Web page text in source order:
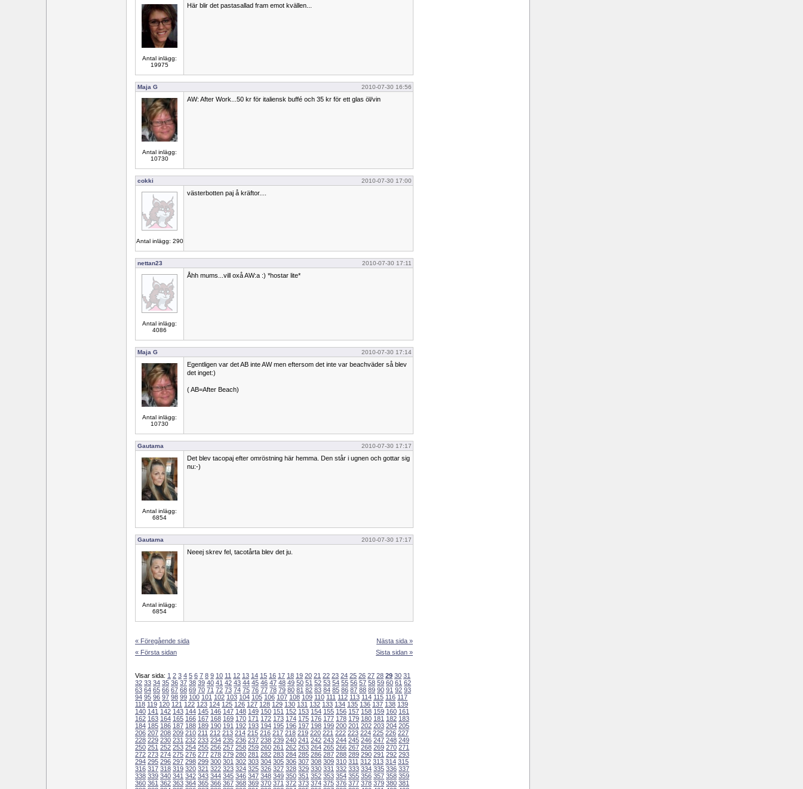
Antal inlägg:
19975
Här blir det pastasallad fram emot kvällen...
Maja G 2010-07-30 16:56
Antal inlägg:
10730
AW: After Work...50 kr för italiensk buffé och 35 kr för ett glas öl/vin
cokki 2010-07-30 17:00
Antal inlägg: 290
västerbotten paj å kräftor....
nettan23 2010-07-30 17:11
Antal inlägg:
4086
Åhh mums...vill oxå AW:a :) *hostar lite*
Maja G 2010-07-30 17:14
Antal inlägg:
10730
Egentligen var det AB inte AW men eftersom det inte var beachväder så blev
det inget:)
( AB=After Beach)
Gautama 2010-07-30 17:17
Antal inlägg:
6854
Det blev tacopaj efter omröstning här hemma. Den står i ugnen och gottar sig
nu:-)
Gautama 2010-07-30 17:17
Antal inlägg:
6854
Neeej skrev fel, tacotårta blev det ju.
« Föregående sida
« Första sidan
Nästa sida »
Sista sidan »
Visar sida: 1 2 3 4 5 6 7 8 9 10 11 12 13 14 15 16 17 18 19 20 21 22 23 24 25 26 27 28 29 30 31
32 33 34 35 36 37 38 39 40 41 42 43 44 45 46 47 48 49 50 51 52 53 54 55 56 57 58 59 60 61 62
63 64 65 66 67 68 69 70 71 72 73 74 75 76 77 78 79 80 81 82 83 84 85 86 87 88 89 90 91 92 93
94 95 96 97 98 99 100 101 102 103 104 105 106 107 108 109 110 111 112 113 114 115 116 117
118 119 120 121 122 123 124 125 126 127 128 129 130 131 132 133 134 135 136 137 138 139
140 141 142 143 144 145 146 147 148 149 150 151 152 153 154 155 156 157 158 159 160 161
162 163 164 165 166 167 168 169 170 171 172 173 174 175 176 177 178 179 180 181 182 183
184 185 186 187 188 189 190 191 192 193 194 195 196 197 198 199 200 201 202 203 204 205
206 207 208 209 210 211 212 213 214 215 216 217 218 219 220 221 222 223 224 225 226 227
228 229 230 231 232 233 234 235 236 237 238 239 240 241 242 243 244 245 246 247 248 249
250 251 252 253 254 255 256 257 258 259 260 261 262 263 264 265 266 267 268 269 270 271
272 273 274 275 276 277 278 279 280 281 282 283 284 285 286 287 288 289 290 291 292 293
294 295 296 297 298 299 300 301 302 303 304 305 306 307 308 309 310 311 312 313 314 315
316 317 318 319 320 321 322 323 324 325 326 327 328 329 330 331 332 333 334 335 336 337
338 339 340 341 342 343 344 345 346 347 348 349 350 351 352 353 354 355 356 357 358 359
360 361 362 363 364 365 366 367 368 369 370 371 372 373 374 375 376 377 378 379 380 381